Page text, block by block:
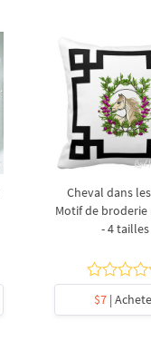
Cheval dans
Motif de broderie
- 4 tailles
$7 |